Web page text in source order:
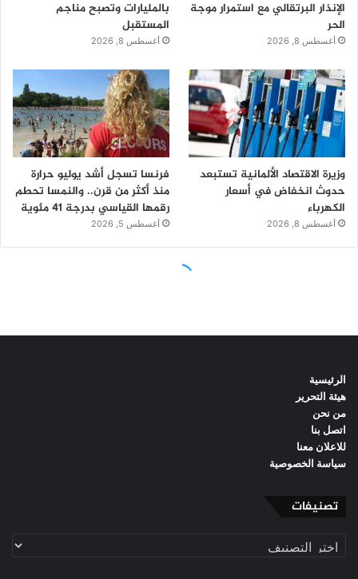
الرئيسية
هيئة التحرير
من نحن
اتصل بنا
للاعلان معنا
سياسة الخصوصية
تصنيفات
تصنيفات